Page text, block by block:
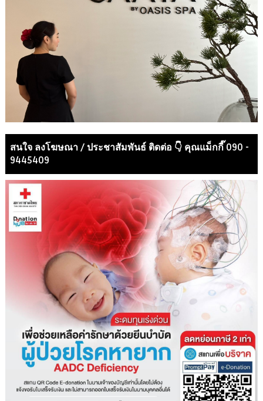
สนใจ ลงโฆษณา / ประชาสัมพันธ์ ติดต่อ 👇 คุณแม็กกี๊ 090 -
9445409